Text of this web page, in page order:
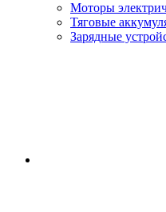
Моторы
Тяговые
Зарядные